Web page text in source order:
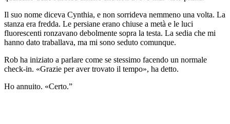
Il suo nome diceva Cynthia, e non sorrideva nemmeno una volta. La
stanza era fredda. Le persiane erano chiuse a metà e le luci
fluorescenti ronzavano debolmente sopra la testa. La sedia che mi
hanno dato traballava, ma mi sono seduto comunque.
Rob ha iniziato a parlare come se stessimo facendo un normale
check-in. «Grazie per aver trovato il tempo», ha detto.
Ho annuito. «Certo.”